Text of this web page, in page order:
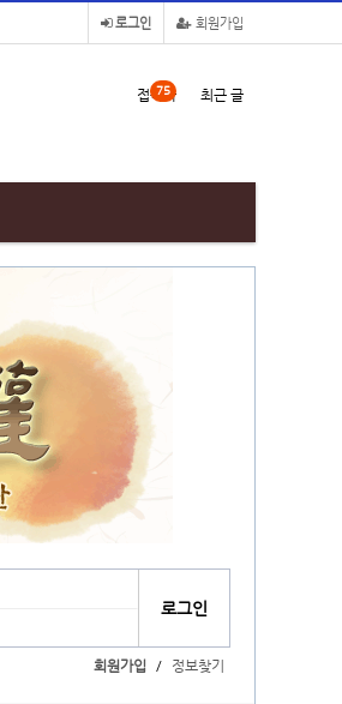
회원가입
로그인
접속자
75 최근 글
회원가입 / 정보찾기